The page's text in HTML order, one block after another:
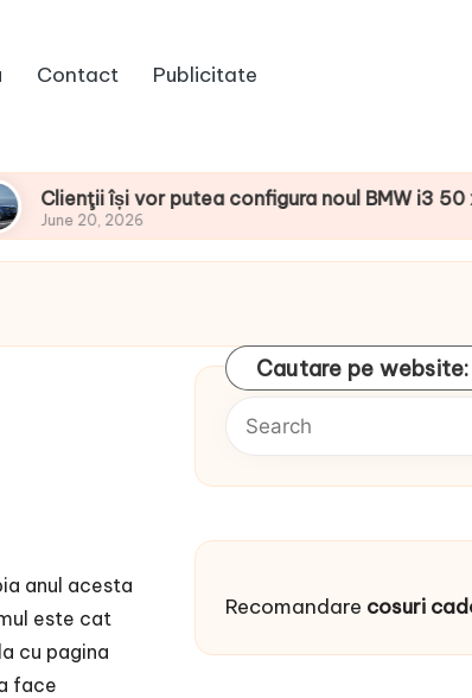
Contact Publicitate
vor putea configura noul BMW i3 50 xDrive
anul acesta
este cat
cu pagina
face
Cautare pe website:
Recomandare cosuri